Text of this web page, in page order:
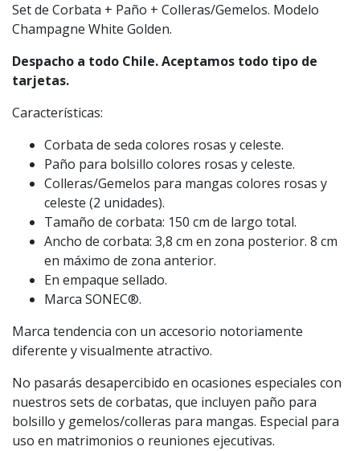
Set de Corbata + Paño + Colleras/Gemelos. Modelo
Champagne White Golden.
Despacho a todo Chile. Aceptamos todo tipo de
tarjetas.
Características:
Corbata de seda colores rosas y celeste.
Paño para bolsillo colores rosas y celeste.
Colleras/Gemelos para mangas colores rosas y
celeste (2 unidades).
Tamaño de corbata: 150 cm de largo total.
Ancho de corbata: 3,8 cm en zona posterior. 8 cm
en máximo de zona anterior.
En empaque sellado.
Marca SONEC®.
Marca tendencia con un accesorio notoriamente
diferente y visualmente atractivo.
No pasarás desapercibido en ocasiones especiales con
nuestros sets de corbatas, que incluyen paño para
bolsillo y gemelos/colleras para mangas. Especial para
uso en matrimonios o reuniones ejecutivas.